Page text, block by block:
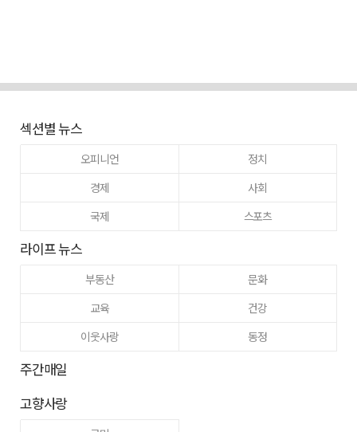
섹션별 뉴스
오피니언
정치
경제
사회
국제
스포츠
라이프 뉴스
부동산
문화
교육
건강
이웃사랑
동정
주간매일
고향사랑